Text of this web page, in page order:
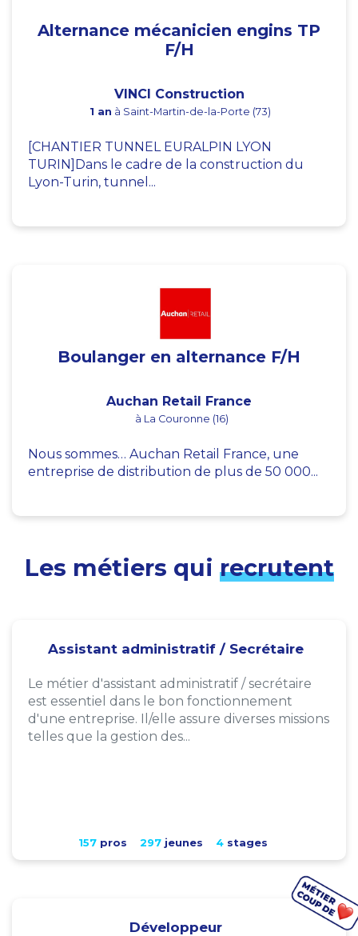
Alternance mécanicien engins TP
F/H
VINCI Construction
1 an à Saint-Martin-de-la-Porte (73)
[CHANTIER TUNNEL EURALPIN LYON
TURIN]Dans le cadre de la construction du
Lyon-Turin, tunnel...
Boulanger en alternance F/H
Auchan Retail France
à La Couronne (16)
Nous sommes… Auchan Retail France, une
entreprise de distribution de plus de 50 000...
Les métiers qui recrutent
Assistant administratif / Secrétaire
Le métier d'assistant administratif / secrétaire
est essentiel dans le bon fonctionnement
d'une entreprise. Il/elle assure diverses missions
telles que la gestion des...
157pros 297jeunes 4stages
Développeur